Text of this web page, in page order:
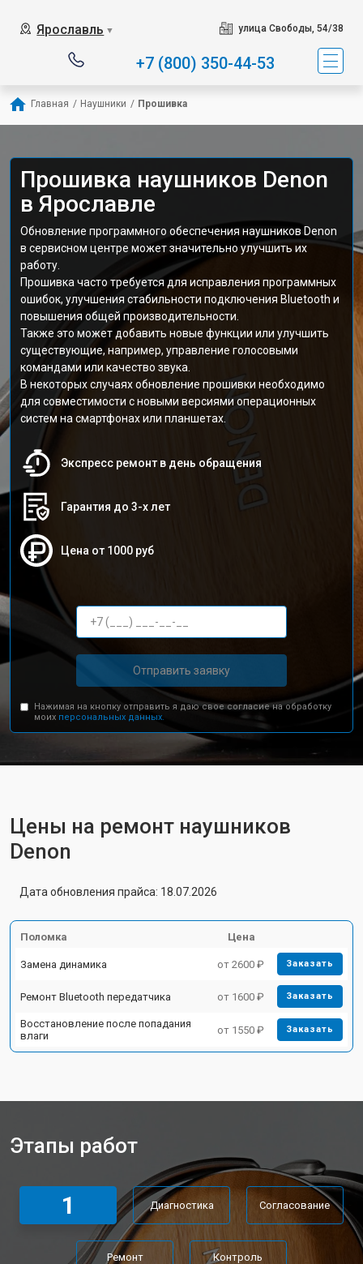
Ярославль ▼ улица Свободы, 54/38
+7 (800) 350-44-53
Главная / Наушники / Прошивка
Прошивка наушников Denon
в Ярославле
Обновление программного обеспечения наушников Denon
в сервисном центре может значительно улучшить их
работу.
Прошивка часто требуется для исправления программных
ошибок, улучшения стабильности подключения Bluetooth и
повышения общей производительности.
Также это может добавить новые функции или улучшить
существующие, например, управление голосовыми
командами или качество звука.
В некоторых случаях обновление прошивки необходимо
для совместимости с новыми версиями операционных
систем на смартфонах или планшетах.
Экспресс ремонт в день обращения
Гарантия до 3-х лет
Цена от 1000 руб
Отправить заявку
Нажимая на кнопку отправить я даю свое согласие на обработку
моих персональных данных.
Цены на ремонт наушников
Denon
Дата обновления прайса: 18.07.2026
Поломка Цена
Замена динамика от 2600 ₽ Заказать
Ремонт Bluetooth передатчика от 1600 ₽ Заказать
Восстановление после попадания
влаги
от 1550 ₽ Заказать
Этапы работ
1 Диагностика Согласование
Ремонт Контроль